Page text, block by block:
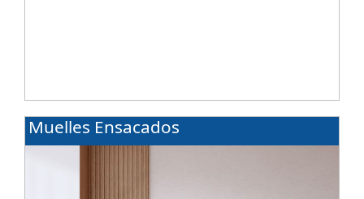
Muelles Ensacados